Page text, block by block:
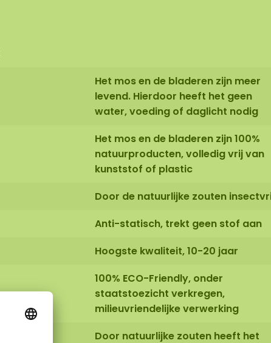
Het mos en de bladeren zijn meer
levend. Hierdoor heeft het geen
water, voeding of daglicht nodig
Het mos en de bladeren zijn 100%
natuurproducten, volledig vrij van
kunststof of plastic
Door de natuurlijke zouten
Anti-statisch, trekt geen stof aan
Hoogste kwaliteit, 10-20 jaar
100% ECO-Friendly, onder
staatstoezicht verkregen,
milieuvriendelijke verwerking
Door natuurlijke zouten heeft het